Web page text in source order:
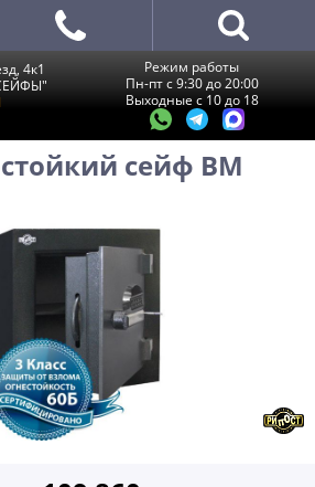
4к1
Режим работы
Пн-пт с 9:30 до 20:00
Выходные с 10 до 18
сейф BM